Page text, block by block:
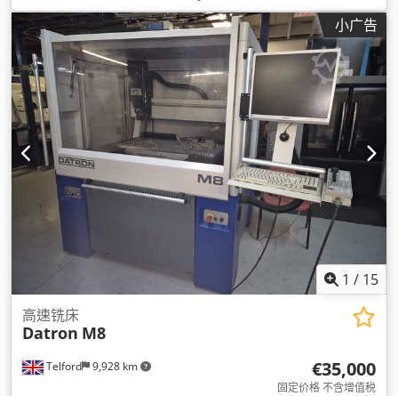
小广告
1 / 15
Telford 9,928 km
高速铣床
Datron M8
€35,000
固定价格 不含增值税